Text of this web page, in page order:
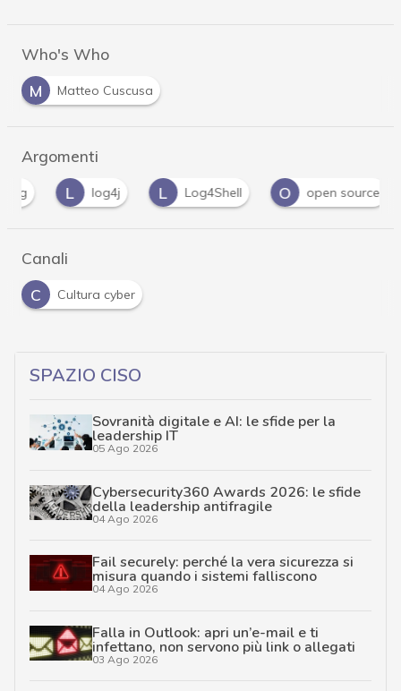
Who's Who
M
Matteo Cuscusa
Argomenti
L
log4j L Log4Shell O open source
Canali
C
Cultura cyber
SPAZIO CISO
Sovranità digitale e AI: le sfide per la
leadership IT
05 Ago 2026
Cybersecurity360 Awards 2026: le sfide
della leadership antifragile
04 Ago 2026
Fail securely: perché la vera sicurezza si
misura quando i sistemi falliscono
04 Ago 2026
Falla in Outlook: apri un’e-mail e ti
infettano, non servono più link o allegati
03 Ago 2026